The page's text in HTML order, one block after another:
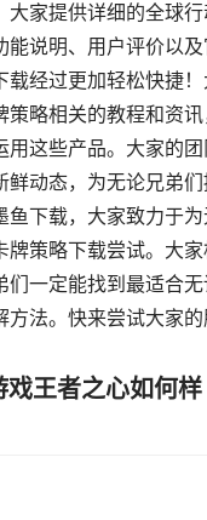
大家提供详细的全球
说明、用户评价以及
载经过更加轻松快捷
策略相关的教程和资
用这些产品。大家的
鲜动态，为无论兄弟
鱼下载，大家致力于
牌策略下载尝试。大
们一定能找到最适合
法。快来尝试大家的
戏王者之心如何